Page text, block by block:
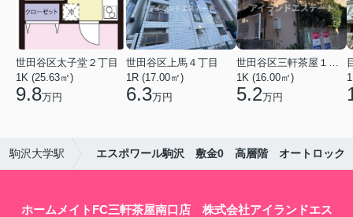
世田谷区太子堂２丁目
1K (25.63㎡)
9.8万円
世田谷区上馬４丁目
1R (17.00㎡)
6.3万円
1K (16.00㎡)
5.2万円
駒沢大学駅 エスポワール駒沢 敷金0 高層階 オートロック
ホームメイトFC三軒茶屋南口店 株式会社アイランドエス